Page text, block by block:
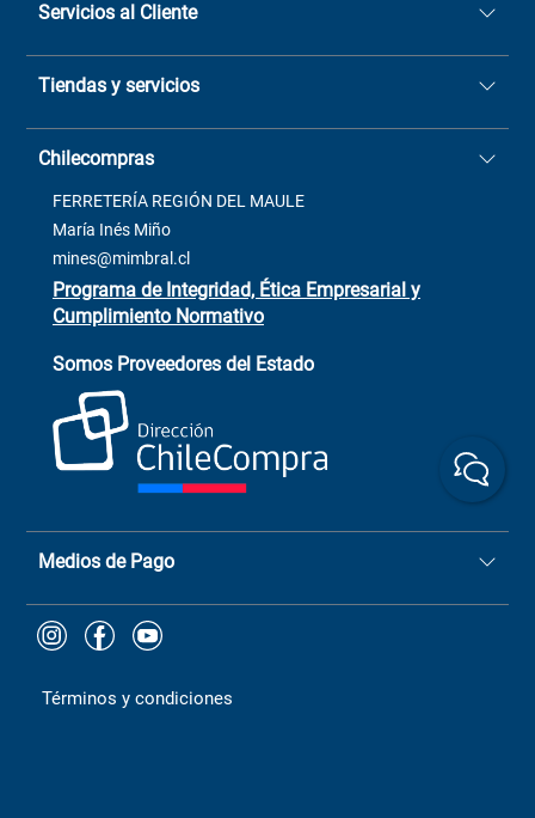
Servicios al Cliente
Quiénes somos
Sucursales
Términos y condiciones
Contacto
Venta Terreno
Trabaja con Nosotros
+(73) 256
ChileCompras
+56 9 9888 9549
Tiendas y servicios
Casa Matriz: Avenida Chorrillos
2137 San Javier, Fono (73)
Chilecompras
FERRETERÍA REGIÓN DEL MAULE
María Inés Miño
mines@mimbral.cl
Programa de Integridad, Ética Empresarial y
Cumplimiento Normativo
Somos Proveedores del Estado
Medios de Pago
Términos y condiciones